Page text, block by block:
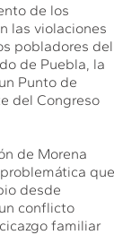
de los
las violaciones
pobladores del
de Puebla, la
Punto de
del Congreso
de Morena
que
desde
conflicto
familiar